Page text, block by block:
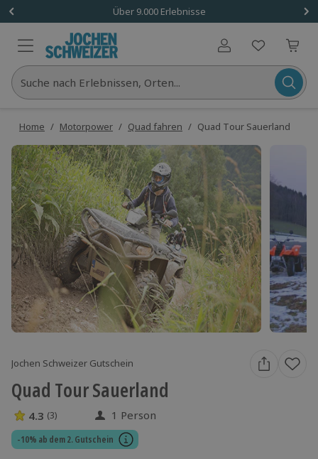
Über 9.000 Erlebnisse
Benutzerkonto
Suche nach Erlebnissen, Orten...
Home / Motorpower / Quad fahren / Quad Tour Sauerland
Jochen Schweizer Gutschein
Quad Tour Sauerland
4.3 Sterne von 5 aus 3 Bewertungen
4.3 (3) 1 Person
-10% ab dem 2. Gutschein